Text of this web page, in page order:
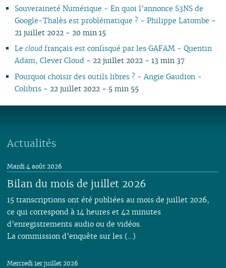
Souveraineté Numérique - En quoi l’annonce S3NS de
Google-Thalès est problématique ? - Philippe Latombe -
21 juillet 2022 - 20 min 15
Le cloudfrançais est confisqué par les GAFAM - Quentin
Adam, Clever Cloud - 22 juillet 2022 - 13 min 37
Pourquoi choisir des outils libres ? - Angie Gaudion -
Colibris - 22 juillet 2022 - 5 min 55
Actualités
Bilan du mois de juillet 2026
Mardi 4 août 2026
15 transcriptions ont été publiées au mois de juillet 2026,
ce qui correspond à 14 heures et 42 minutes
d’enregistrements audio ou de vidéos.
La commission d’enquête sur les (…)
Mercredi 1er juillet 2026